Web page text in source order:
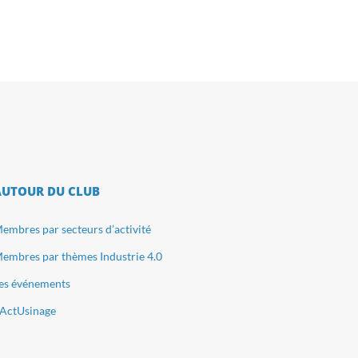
DU CLUB
par secteurs d’activité
par thèmes Industrie 4.0
événements